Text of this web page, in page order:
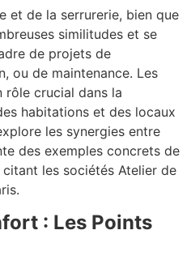
et de la serrurerie, bien que
similitudes et se
de projets de
ou de maintenance. Les
rôle crucial dans la
habitations et des locaux
les synergies entre
des exemples concrets de
les sociétés Atelier de
: Les Points